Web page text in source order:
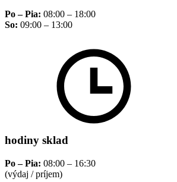
Po – Pia: 08:00 – 18:00
So: 09:00 – 13:00
hodiny sklad
Po – Pia: 08:00 – 16:30
(výdaj / príjem)